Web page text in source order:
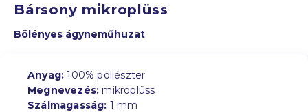
Bársony mikroplüss
Bölényes ágyneműhuzat
Anyag: 100% poliészter
Megnevezés: mikroplüss
Szálmagasság: 1 mm